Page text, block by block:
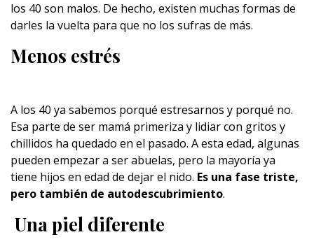
los 40 son malos. De hecho, existen muchas formas de
darles la vuelta para que no los sufras de más.
Menos estrés
A los 40 ya sabemos porqué estresarnos y porqué no.
Esa parte de ser mamá primeriza y lidiar con gritos y
chillidos ha quedado en el pasado. A esta edad, algunas
pueden empezar a ser abuelas, pero la mayoría ya
tiene hijos en edad de dejar el nido. Es una fase triste,
pero también de autodescubrimiento.
Una piel diferente